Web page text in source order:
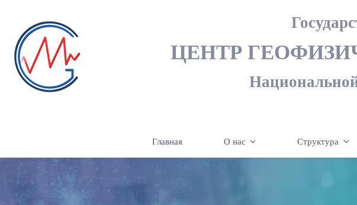
content
ЦЕНТР
Главная О нас Структура